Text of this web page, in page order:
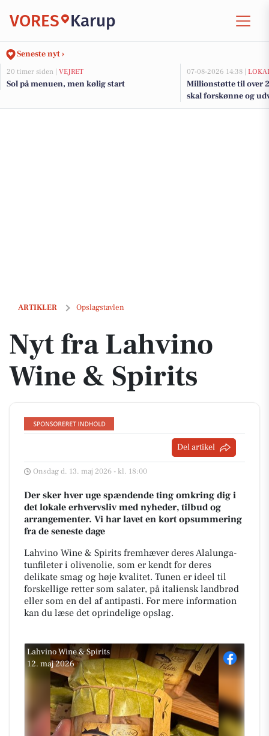
VORES Karup
Seneste nyt ›
20 timer siden | VEJRET
Sol på menuen, men kølig start
07-08-2026 14:38 |
Millionstøtte til over
skal forskønne og
Kommunes mindre
ARTIKLER Opslagstavlen
Nyt fra Lahvino Wine & Spirits
Nyt fra Lahvino
Wine & Spirits
Del artikel
Onsdag d. 13. maj 2026 - kl. 18:00
Der sker hver uge spændende ting omkring dig i
det lokale erhvervsliv med nyheder, tilbud og
arrangementer. Vi har lavet en kort opsummering
fra de seneste dage
Lahvino Wine & Spirits fremhæver deres Alalunga-
tunfileter i olivenolie, som er kendt for deres
delikate smag og høje kvalitet. Tunen er ideel til
forskellige retter som salater, på italiensk landbrød
eller som en del af antipasti. For mere information
kan du læse det oprindelige opslag.
Lahvino Wine & Spirits
12. maj 2026